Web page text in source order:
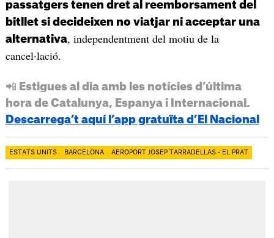
passatgers tenen dret al reemborsament del
bitllet si decideixen no viatjar ni acceptar una
alternativa, independentment del motiu de la
cancel·lació.
📲 Estigues al dia amb les notícies d’última
hora de Catalunya, Espanya i Internacional.
Descarrega’t aquí l’app gratuïta d’El Nacional
ESTATS UNITS BARCELONA AEROPORT JOSEP TARRADELLAS - EL PRAT